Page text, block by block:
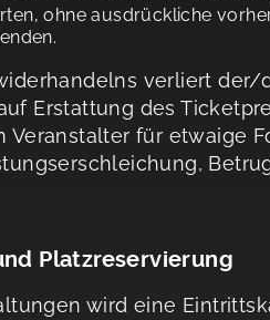
ohne ausdrückliche
verliert der/
Erstattung des
Veranstalter für etwaige
Platzreservierung
wird eine